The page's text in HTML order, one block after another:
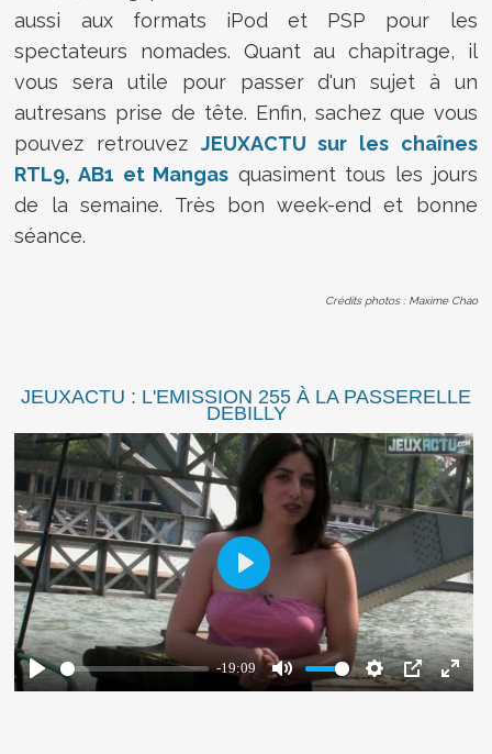
aussi aux formats iPod et PSP pour les
spectateurs nomades. Quant au chapitrage, il
vous sera utile pour passer d'un sujet à un
autresans prise de tête. Enfin, sachez que vous
pouvez retrouvez JEUXACTU sur les chaînes
RTL9, AB1 et Mangas quasiment tous les jours
de la semaine. Très bon week-end et bonne
séance.
Crédits photos : Maxime Chao
JEUXACTU : L'EMISSION 255 À LA PASSERELLE
DEBILLY